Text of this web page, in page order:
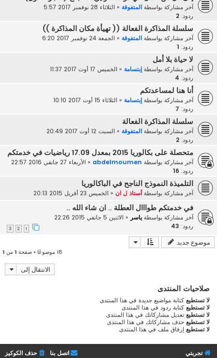
آخر مشاركة بواسطة المتفوقة « الثلاثاء 28 نوفمبر 2017 5:57
ردود: 2
سلسلة المذاكرة الفعالة (( تهيأة مكان المذاكرة ))
آخر مشاركة بواسطة المتفوقة « الجمعة 24 نوفمبر 2017 6:20
ردود: 1
لا حياة بلا أمل
آخر مشاركة بواسطة إبتسامة « الخميس 17 أوت 2017 11:37
ردود: 4
أنا هنا لمساعدتكم
آخر مشاركة بواسطة إبتسامة « الثلاثاء 15 أوت 2017 10:10
ردود: 7
سلسلة المذاكرة الفعالة
آخر مشاركة بواسطة المتفوقة « السبت 12 أوت 2017 20:49
ردود: 2
متحصلة على بكالوريا 2015 بمعدل 17.09 رياضيات في خدمتكم
آخر مشاركة بواسطة abdelmoumen
« الأربعاء 27 جانفي 2016 22:57
ردود: 16
التلميذة النموذج الناجح في الباكالوريا
آخر مشاركة بواسطةأستاذ ل ان « الخميس 23 أفريل 2015 20:13
في خدمتكم طوااال العطلة .. ان شاء الله ..
آخر مشاركة بواسطة ياسر « الاثنين 5 جانفي 2015 22:26
ردود: 43
1
2
3
موضوع جديد
18 موضوعًا • صفحة 1 من 1
الانتقال إلى
صلاحيات المنتدى
لا تستطيع كتابة مواضيع جديدة في هذا المنتدى
لا تستطيع كتابة ردود في هذا المنتدى
لا تستطيع تعديل مشاركاتك في هذا المنتدى
لا تستطيع حذف مشاركاتك في هذا المنتدى
لا تستطيع إرفاق ملف في هذا المنتدى
تجربتي حذف الكوكيز اتصل بنا